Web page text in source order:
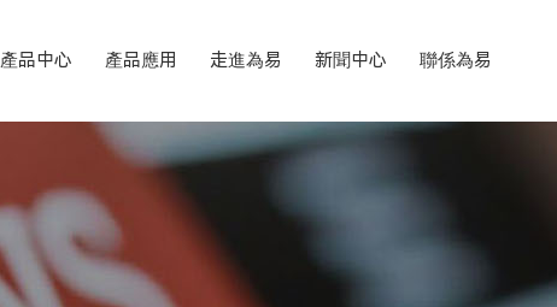
產品中心 產品應用 走進為易 新聞中心 聯係為易